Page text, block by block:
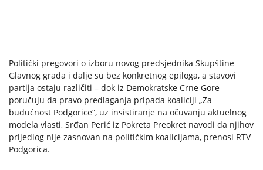
Politički pregovori o izboru novog predsjednika Skupštine
Glavnog grada i dalje su bez konkretnog epiloga, a stavovi
partija ostaju različiti – dok iz Demokratske Crne Gore
poručuju da pravo predlaganja pripada koaliciji „Za
budućnost Podgorice“, uz insistiranje na očuvanju aktuelnog
modela vlasti, Srđan Perić iz Pokreta Preokret navodi da njihov
prijedlog nije zasnovan na političkim koalicijama, prenosi RTV
Podgorica.